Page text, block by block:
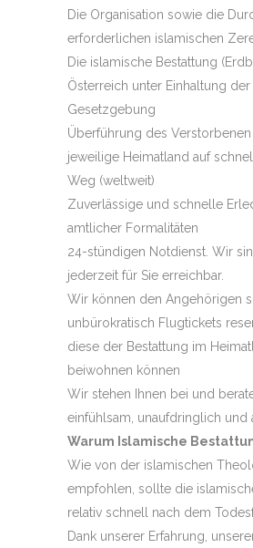
Die Organisation sowie die
erforderlichen islamischen
Die islamische Bestattung
Österreich unter Einhaltung
Gesetzgebung
Überführung des Verstorbenen
jeweilige Heimatland auf
Weg (weltweit)
Zuverlässige und schnelle
amtlicher Formalitäten
24-stündigen Notdienst. Wir
jederzeit für Sie erreichbar.
Wir können den Angehörigen
unbürokratisch Flugtickets
diese der Bestattung im
beiwohnen können
Wir stehen Ihnen bei und
einfühlsam, unaufdringlich und
Warum Islamische
Wie von der islamischen
empfohlen, sollte die
relativ schnell nach dem
Dank unserer Erfahrung,